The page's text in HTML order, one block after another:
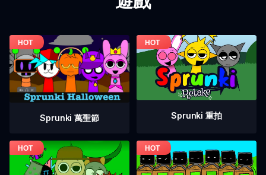
Sprunki 萬聖節 Sprunki 重拍